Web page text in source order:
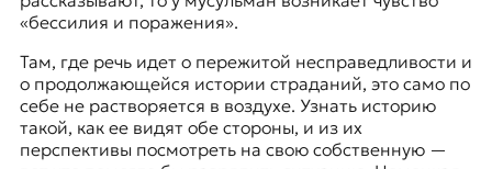
«бессилия и поражения».
Там, где речь идет о пережитой несправедливости и
о продолжающейся истории страданий, это само по
себе не растворяется в воздухе. Узнать историю
такой, как ее видят обе стороны, и из их
перспективы посмотреть на свою собственную —